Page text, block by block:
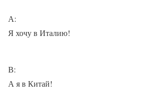
А:
Я хочу в Италию!
В:
А я в Китай!